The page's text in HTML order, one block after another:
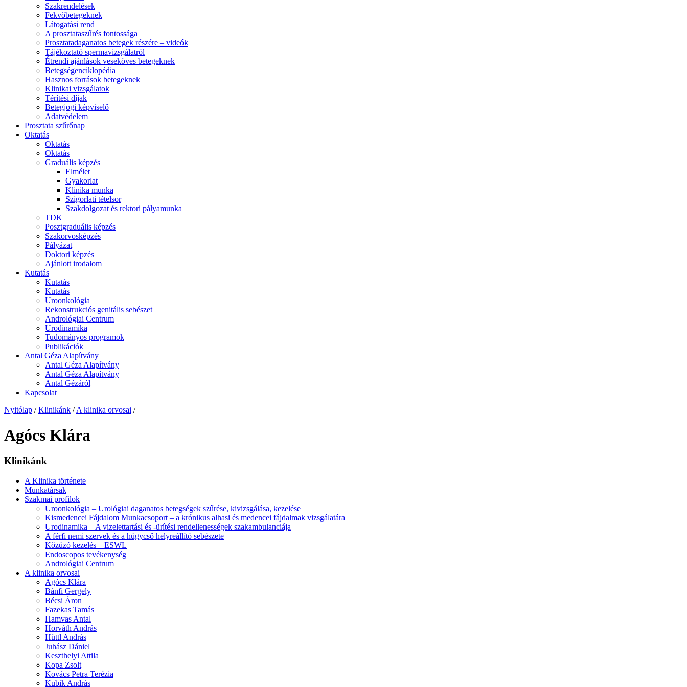
Szakrendelések
Fekvőbetegeknek
Látogatási rend
A prosztataszűrés fontossága
Prosztatadaganatos betegek részére – videók
Tájékoztató spermavizsgálatról
Étrendi ajánlások veseköves betegeknek
Betegségenciklopédia
Hasznos források betegeknek
Klinikai vizsgálatok
Térítési díjak
Betegjogi képviselő
Adatvédelem
Prosztata szűrőnap
Oktatás
Oktatás
Oktatás
Graduális képzés
Elmélet
Gyakorlat
Klinika munka
Szigorlati tételsor
Szakdolgozat és rektori pályamunka
TDK
Posztgraduális képzés
Szakorvosképzés
Pályázat
Doktori képzés
Ajánlott irodalom
Kutatás
Kutatás
Kutatás
Uroonkológia
Rekonstrukciós genitális sebészet
Andrológiai Centrum
Urodinamika
Tudományos programok
Publikációk
Antal Géza Alapítvány
Antal Géza Alapítvány
Antal Géza Alapítvány
Antal Gézáról
Kapcsolat
Nyitólap / Klinikánk / A klinika orvosai /
Agócs Klára
Klinikánk
A Klinika története
Munkatársak
Szakmai profilok
Uroonkológia – Urológiai daganatos betegségek szűrése, kivizsgálása, kezelése
Kismedencei Fájdalom Munkacsoport – a krónikus alhasi és medencei fájdalmak vizsgálatára
Urodinamika – A vizelettartási és -ürítési rendellenességek szakambulanciája
A férfi nemi szervek és a húgycső helyreállító sebészete
Kőzúzó kezelés – ESWL
Endoscopos tevékenység
Andrológiai Centrum
A klinika orvosai
Agócs Klára
Bánfi Gergely
Bécsi Áron
Fazekas Tamás
Hamvas Antal
Horváth András
Hüttl András
Juhász Dániel
Keszthelyi Attila
Kopa Zsolt
Kovács Petra Terézia
Kubik András